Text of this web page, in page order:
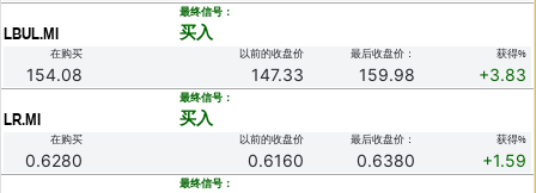
LBUL.MI
最终信号：
买入
在购买
154.08
以前的收盘价
147.33
最后收盘价：
159.98
获得%
+3.83
LR.MI
最终信号：
买入
在购买
0.6280
以前的收盘价
0.6160
最后收盘价：
0.6380
获得%
+1.59
最终信号：